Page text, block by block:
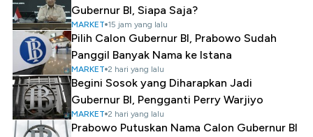
Gubernur BI, Siapa Saja?
MARKET 15 jam yang lalu
Pilih Calon Gubernur BI, Prabowo Sudah
Panggil Banyak Nama ke Istana
MARKET 2 hari yang lalu
Begini Sosok yang Diharapkan Jadi
Gubernur BI, Pengganti Perry Warjiyo
MARKET 2 hari yang lalu
Prabowo Putuskan Nama Calon Gubernur BI